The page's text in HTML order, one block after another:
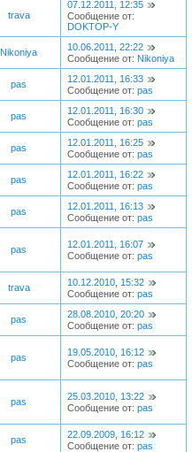
trava
07.12.2011, 12:35
Сообщение от:
DOKTOP-Y
Nikoniya
10.06.2011, 22:22
Сообщение от: Nikoniya
pas
12.01.2011, 16:33
Сообщение от: pas
pas
12.01.2011, 16:30
Сообщение от: pas
pas
12.01.2011, 16:25
Сообщение от: pas
pas
12.01.2011, 16:22
Сообщение от: pas
pas
12.01.2011, 16:13
Сообщение от: pas
pas
12.01.2011, 16:07
Сообщение от: pas
trava
10.12.2010, 15:32
Сообщение от: pas
pas
28.08.2010, 20:20
Сообщение от: pas
pas
19.05.2010, 16:12
Сообщение от: pas
pas
25.03.2010, 13:22
Сообщение от: pas
pas
22.09.2009, 16:12
Сообщение от: pas